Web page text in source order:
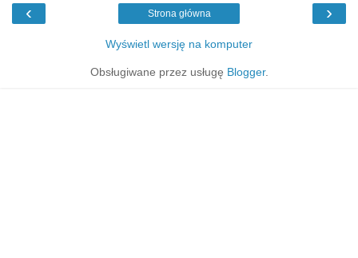
‹ ›
Strona główna
Wyświetl wersję na komputer
Obsługiwane przez usługę Blogger.